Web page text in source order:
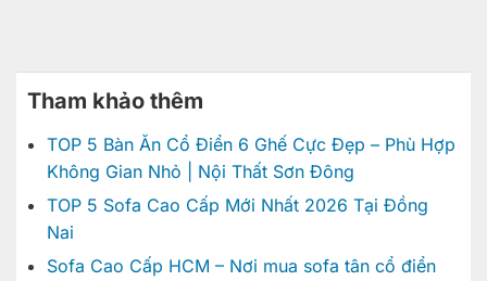
Tham khảo thêm
TOP 5 Bàn Ăn Cổ Điển 6 Ghế Cực Đẹp – Phù Hợp
Không Gian Nhỏ | Nội Thất Sơn Đông
TOP 5 Sofa Cao Cấp Mới Nhất 2026 Tại Đồng
Nai
Sofa Cao Cấp HCM – Nơi mua sofa tân cổ điển